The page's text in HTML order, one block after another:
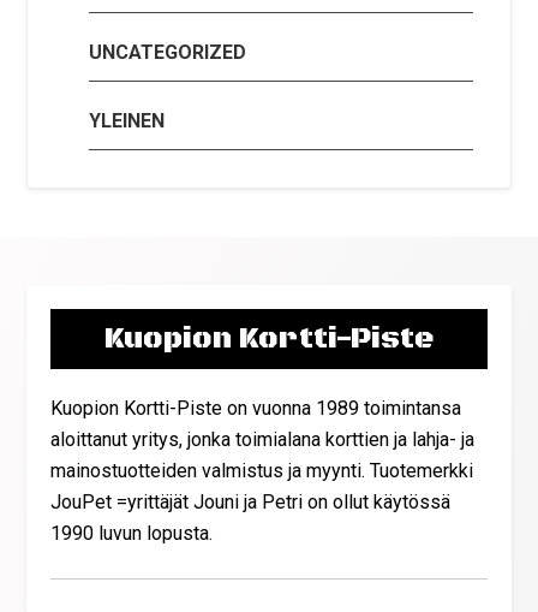
UNCATEGORIZED
YLEINEN
Kuopion Kortti-Piste
Kuopion Kortti-Piste on vuonna 1989 toimintansa
aloittanut yritys, jonka toimialana korttien ja lahja- ja
mainostuotteiden valmistus ja myynti. Tuotemerkki
JouPet =yrittäjät Jouni ja Petri on ollut käytössä
1990 luvun lopusta.